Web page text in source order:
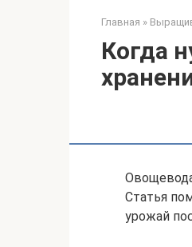
Главная »
Когда
Статья
урожай